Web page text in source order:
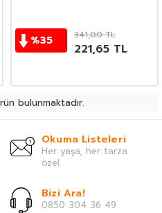
%35 341,00TL
221,65 TL
bulunmaktadır.
Okuma Listeleri
Her yaşa, her tarza
özel.
Bizi Ara!
0850 304 36 49